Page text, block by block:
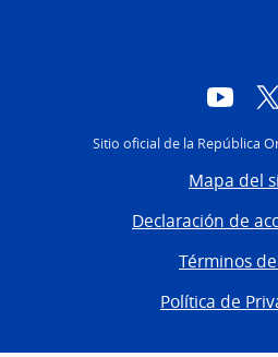
Sitio oficial de la República
Mapa del
Declaración de
Términos
Política de